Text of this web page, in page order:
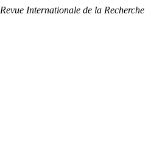
Revue Internationale de la Recherche